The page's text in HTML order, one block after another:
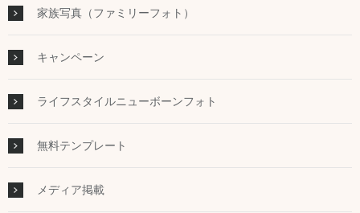
家族写真（ファミリーフォト）
キャンペーン
ライフスタイルニューボーンフォト
無料テンプレート
メディア掲載